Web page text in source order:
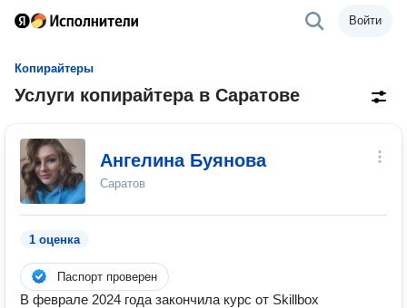
Войти
Копирайтеры
Услуги копирайтера в Саратове
Ангелина Буянова
Саратов
1 оценка
Паспорт проверен
В феврале 2024 года закончила курс от Skillbox